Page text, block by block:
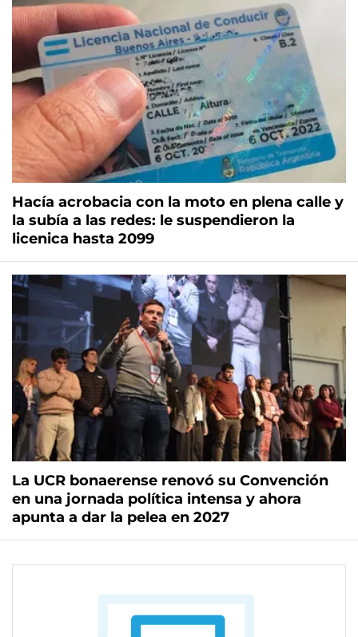
Hacía acrobacia con la moto en plena calle y
la subía a las redes: le suspendieron la
licenica hasta 2099
La UCR bonaerense renovó su Convención
en una jornada política intensa y ahora
apunta a dar la pelea en 2027